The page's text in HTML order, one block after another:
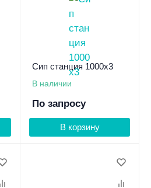
Сип станция 1000х3
В наличии
По запросу
В корзину